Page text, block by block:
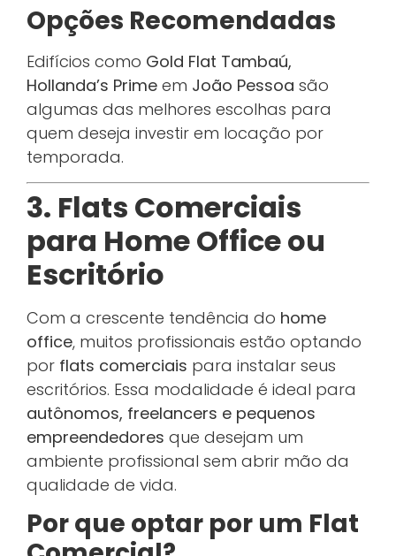
Opções Recomendadas
Edifícios como Gold Flat Tambaú,
Hollanda’s Prime em João Pessoa são
algumas das melhores escolhas para
quem deseja investir em locação por
temporada.
3. Flats Comerciais
para Home Office ou
Escritório
Com a crescente tendência do home
office, muitos profissionais estão optando
por flats comerciais para instalar seus
escritórios. Essa modalidade é ideal para
autônomos, freelancers e pequenos
empreendedores que desejam um
ambiente profissional sem abrir mão da
qualidade de vida.
Por que optar por um Flat